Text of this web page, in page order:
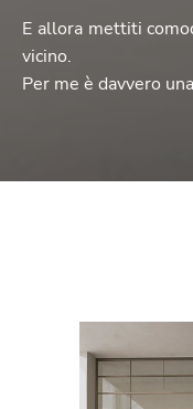
E allora mettiti
vicino.
Per me è davvero